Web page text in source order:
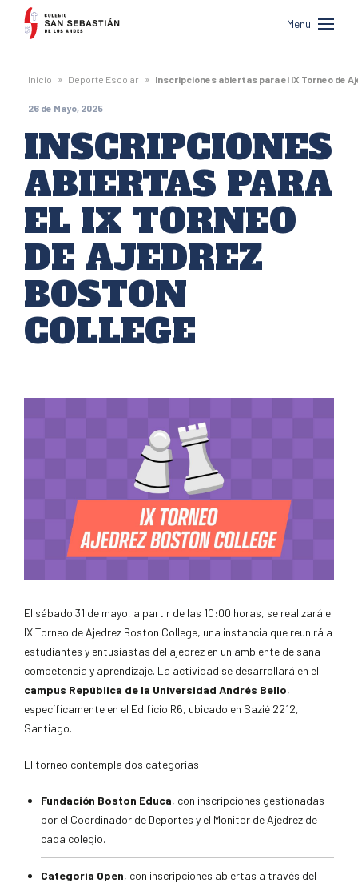
Colegio
San
Sebastián
de
Los
Andes
Menu
Inicio » Deporte Escolar » Inscripciones abiertas para el IX Torneo de
26 de Mayo, 2025
INSCRIPCIONES
ABIERTAS PARA
EL IX TORNEO
DE AJEDREZ
BOSTON
COLLEGE
El sábado 31 de mayo, a partir de las 10:00 horas, se realizará el
IX Torneo de Ajedrez Boston College, una instancia que reunirá a
estudiantes y entusiastas del ajedrez en un ambiente de sana
competencia y aprendizaje. La actividad se desarrollará en el
campus República de la Universidad Andrés Bello,
específicamente en el Edificio R6, ubicado en Sazié 2212,
Santiago.
El torneo contempla dos categorías:
Fundación Boston Educa, con inscripciones gestionadas
por el Coordinador de Deportes y el Monitor de Ajedrez de
cada colegio.
Categoría Open, con inscripciones abiertas a través del